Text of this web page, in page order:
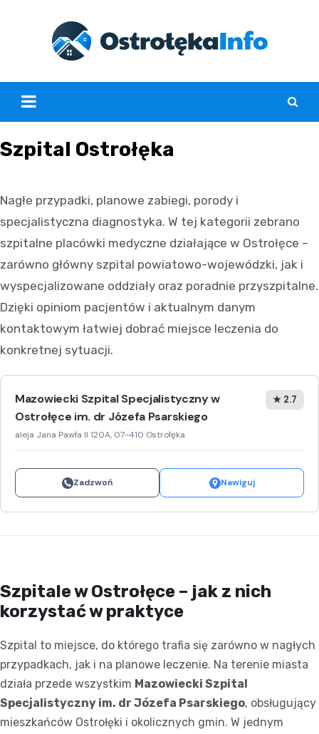
Szpital Ostrołęka
Nagłe przypadki, planowe zabiegi, porody i
specjalistyczna diagnostyka. W tej kategorii zebrano
szpitalne placówki medyczne działające w Ostrołęce –
zarówno główny szpital powiatowo-wojewódzki, jak i
wyspecjalizowane oddziały oraz poradnie przyszpitalne.
Dzięki opiniom pacjentów i aktualnym danym
kontaktowym łatwiej dobrać miejsce leczenia do
konkretnej sytuacji.
Mazowiecki Szpital Specjalistyczny w
Ostrołęce im. dr Józefa Psarskiego
aleja Jana Pawła II 120A, 07-410 Ostrołęka
★ 2.7
Zadzwoń Nawiguj
Szpitale w Ostrołęce – jak z nich
korzystać w praktyce
Szpital to miejsce, do którego trafia się zarówno w nagłych
przypadkach, jak i na planowe leczenie. Na terenie miasta
działa przede wszystkim Mazowiecki Szpital
Specjalistyczny im. dr Józefa Psarskiego, obsługujący
mieszkańców Ostrołęki i okolicznych gmin. W jednym